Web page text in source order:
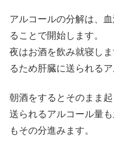
アルコールの分解は、
ることで開始します。
夜はお酒を飲み就寝し
るため肝臓に送られる
朝酒をするとそのまま
送られるアルコール量
もその分進みます。